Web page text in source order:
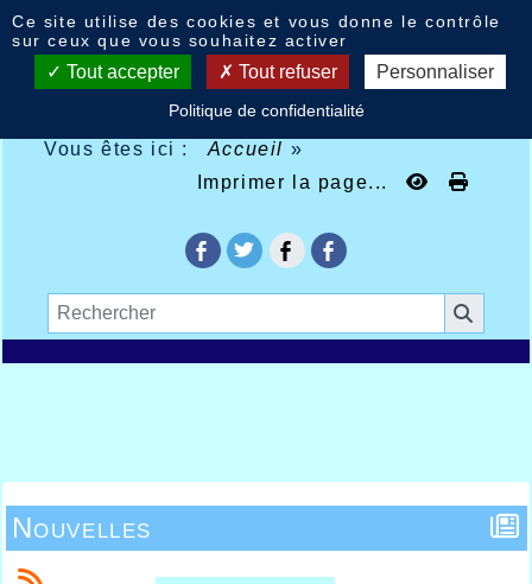
Vous êtes ici : Accueil »
Imprimer la page...
Nouvelles
Ce site utilise des cookies et vous donne le contrôle
sur ceux que vous souhaitez activer
Tout accepter Tout refuser Personnaliser
Politique de confidentialité